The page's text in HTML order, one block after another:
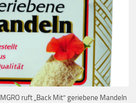
ruft „Back Mit“ geriebene Mandeln